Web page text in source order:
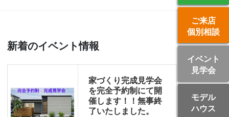
新着のイベント情報
家づくり完成見学会
を完全予約制にて開
催します！！無事終
了いたしました。
ご来店
個別相談
イベント
見学会
モデル
ハウス